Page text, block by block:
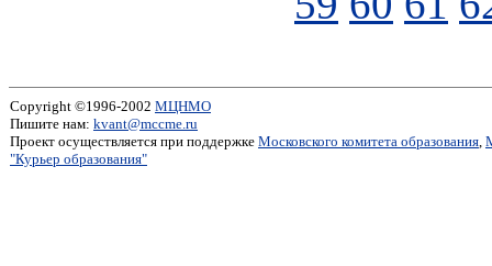
Copyright ©1996-2002 МЦНМО
Пишите нам: kvant@mccme.ru
Проект осуществляется при поддержке Московского комитета образования,
"Курьер образования"